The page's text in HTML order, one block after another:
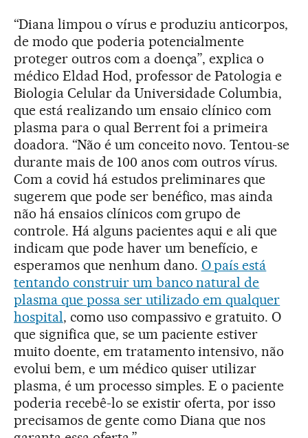
“Diana limpou o vírus e produziu anticorpos,
de modo que poderia potencialmente
proteger outros com a doença”, explica o
médico Eldad Hod, professor de Patologia e
Biologia Celular da Universidade Columbia,
que está realizando um ensaio clínico com
plasma para o qual Berrent foi a primeira
doadora. “Não é um conceito novo. Tentou-se
durante mais de 100 anos com outros vírus.
Com a covid há estudos preliminares que
sugerem que pode ser benéfico, mas ainda
não há ensaios clínicos com grupo de
controle. Há alguns pacientes aqui e ali que
indicam que pode haver um benefício, e
esperamos que nenhum dano. O país está
tentando construir um banco natural de
plasma que possa ser utilizado em qualquer
hospital, como uso compassivo e gratuito. O
que significa que, se um paciente estiver
muito doente, em tratamento intensivo, não
evolui bem, e um médico quiser utilizar
plasma, é um processo simples. E o paciente
poderia recebê-lo se existir oferta, por isso
precisamos de gente como Diana que nos